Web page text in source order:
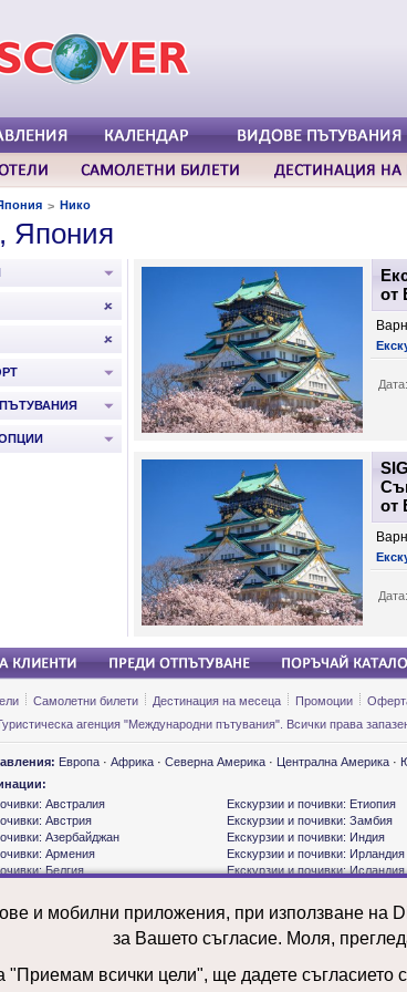
> Нико
Япония
от
Дата:
от
Дата:
Самолетни билети Дестинация на месеца Промоции
агенция "Международни пътувания". Всички права
Европа · Африка · Северна Америка · Централна Америка ·
Австралия
Австрия
Азербайджан
Армения
Белгия
Великобритания
Виетнам
Гърция
Дания
Екскурзии и почивки: Етиопия
Екскурзии и почивки: Замбия
Екскурзии и почивки: Индия
Екскурзии и почивки: Ирландия
Екскурзии и почивки: Исландия
Екскурзии и почивки: Канада
Екскурзии и почивки:
Екскурзии и почивки: Колумбия
Екскурзии и почивки: Куба
и мобилни приложения, при използване
за Вашето съгласие. Моля,
"Приемам всички цели", ще дадете съгласието